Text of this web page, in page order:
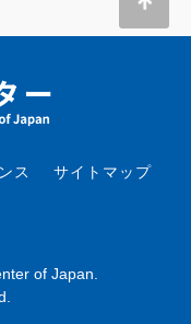
ス
サイトマップ
of Japan.